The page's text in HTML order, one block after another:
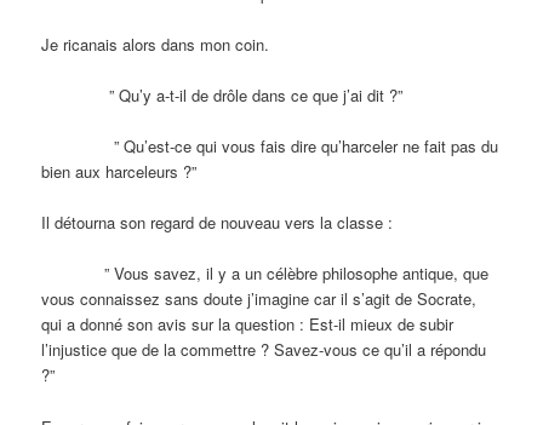
Je ricanais alors dans mon coin.
” Qu’y a-t-il de drôle dans ce que j’ai dit ?”
” Qu’est-ce qui vous fais dire qu’harceler ne fait pas du
bien aux harceleurs ?”
Il détourna son regard de nouveau vers la classe :
” Vous savez, il y a un célèbre philosophe antique, que
vous connaissez sans doute j’imagine car il s’agit de Socrate,
qui a donné son avis sur la question : Est-il mieux de subir
l’injustice que de la commettre ? Savez-vous ce qu’il a répondu
?”